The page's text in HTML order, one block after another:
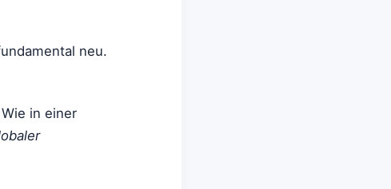
neu.
in einer